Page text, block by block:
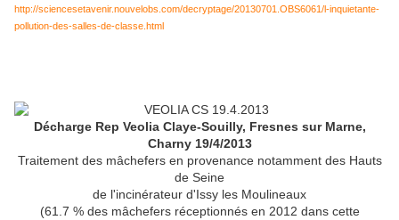
http://sciencesetavenir.nouvelobs.com/decryptage/20130701.OBS6061/l-inquietante-
pollution-des-salles-de-classe.html
Décharge Rep Veolia Claye-Souilly, Fresnes sur Marne,
Charny 19/4/2013
Traitement des mâchefers en provenance notamment des Hauts
de Seine
de l'incinérateur d'Issy les Moulineaux
(61.7 % des mâchefers réceptionnés en 2012 dans cette